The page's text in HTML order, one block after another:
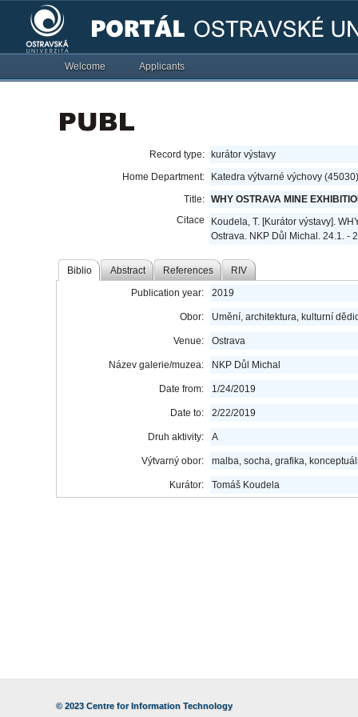
Welcome Applicants
Record type:
kurátor výstavy
Home Department:
Katedra výtvarné výchovy (45030)
Title: WHY OSTRAVA MINE
Citace
Koudela, T. [Kurátor výstavy].
Ostrava. NKP Důl Michal. 24.1. -
Biblio Abstract References RIV
Publication year: 2019
Obor: Umění, architektura, kulturní
Venue: Ostrava
Název galerie/muzea: NKP Důl Michal
Date from: 1/24/2019
Date to: 2/22/2019
Druh aktivity: A
Výtvarný obor: malba, socha, grafika,
Kurátor: Tomáš Koudela
© 2023 Centre for Information Technology